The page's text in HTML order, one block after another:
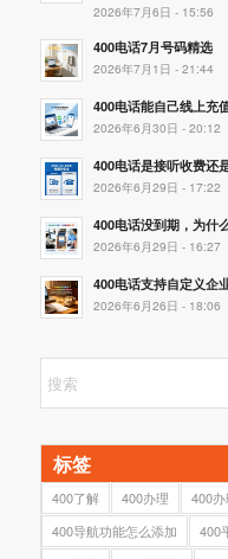
2026年7月6日 - 15:56
400电话7月号码精选
2026年7月1日 - 21:44
400电话能自己线上充
2026年6月30日 - 20:12
400电话是接听收费还
2026年6月29日 - 17:22
400电话没到期，为什
2026年6月29日 - 16:27
400电话支持自定义企
2026年6月26日 - 18:06
标签
400了解 400办理 400
400导航功能怎么添加
400